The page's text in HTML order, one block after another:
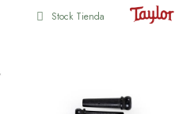
Stock Tienda